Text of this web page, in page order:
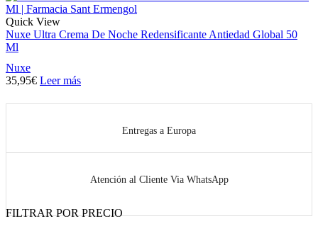
Quick View
Nuxe Ultra Crema De Noche Redensificante Antiedad Global 50
Ml
Nuxe
35,95€ Leer más
Entregas a Europa
Atención al Cliente Via WhatsApp
FILTRAR POR PRECIO